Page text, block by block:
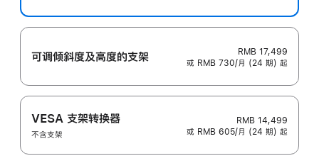
可调倾斜度及高‍度的支‍架
RMB 17,499
或 RMB 730/月 (24 期) 起
VESA 支架转换器
不含支架
RMB 14,499
或 RMB 605/月 (24 期) 起